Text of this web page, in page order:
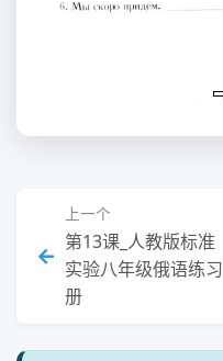
上一个
第13课_人教版标准
实验八年级俄语练习
册